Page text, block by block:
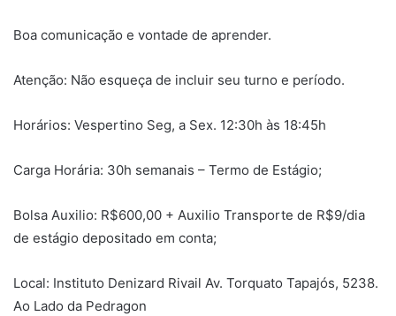
Boa comunicação e vontade de aprender.
Atenção: Não esqueça de incluir seu turno e período.
Horários: Vespertino Seg, a Sex. 12:30h às 18:45h
Carga Horária: 30h semanais – Termo de Estágio;
Bolsa Auxilio: R$600,00 + Auxilio Transporte de R$9/dia
de estágio depositado em conta;
Local: Instituto Denizard Rivail Av. Torquato Tapajós, 5238.
Ao Lado da Pedragon